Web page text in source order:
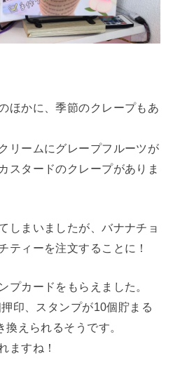
ほかに、季節のクレープもあ
リームにグレープフルーツが
スタードのクレープがありま
しまいましたが、バナナチョ
ティーを注文することに！
プカードをもらえました。
印、スタンプが10個貯まる
えられるそうです。
ますね！